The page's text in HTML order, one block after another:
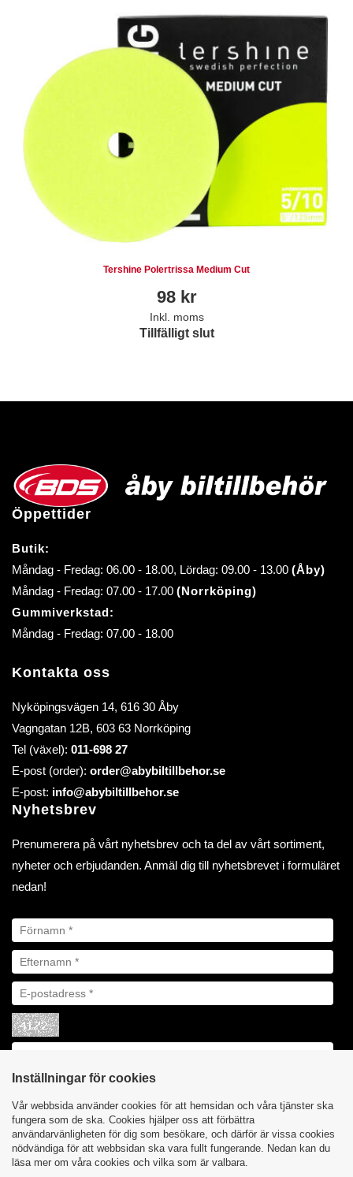
Tershine Polertrissa Medium Cut
98kr
Inkl. moms
Tillfälligt slut
Öppettider
Butik:
Måndag - Fredag: 06.00 - 18.00, Lördag: 09.00 - 13.00 (Åby)
Måndag - Fredag: 07.00 - 17.00 (Norrköping)
Gummiverkstad:
Måndag - Fredag: 07.00 - 18.00
Kontakta oss
Nyköpingsvägen 14, 616 30 Åby
Vagngatan 12B, 603 63 Norrköping
Tel (växel): 011-698 27
E-post (order): order@abybiltillbehor.se
E-post: info@abybiltillbehor.se
Nyhetsbrev
Prenumerera på vårt nyhetsbrev och ta del av vårt sortiment,
nyheter och erbjudanden. Anmäl dig till nyhetsbrevet i formuläret
nedan!
Inställningar för cookies
Vår webbsida använder cookies för att hemsidan och våra tjänster ska
fungera som de ska. Cookies hjälper oss att förbättra
användarvänligheten för dig som besökare, och därför är vissa cookies
nödvändiga för att webbsidan ska vara fullt fungerande. Nedan kan du
läsa mer om våra cookies och vilka som är valbara.